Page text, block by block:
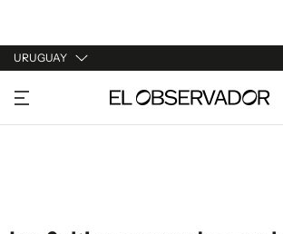
URUGUAY
URUGUAY
ARGENTINA